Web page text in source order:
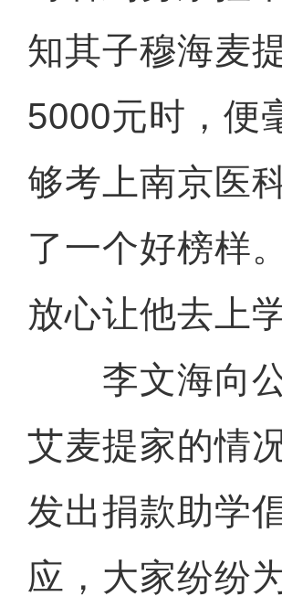
知其子穆海麦
5000元时，便
够考上南京医
了一个好榜样
放心让他去上
李文海向公
艾麦提家的情
发出捐款助学
应，大家纷纷